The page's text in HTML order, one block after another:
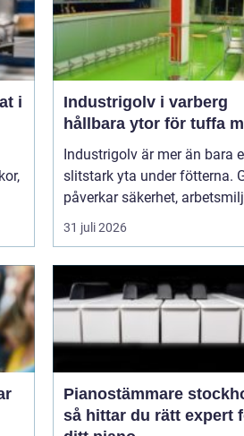
i
Industrigolv i varberg
hållbara ytor för tuffa
Industrigolv är mer än bara
slitstark yta under fötterna.
påverkar säkerhet,
31 juli 2026
Pianostämmare
så hittar du rätt expert